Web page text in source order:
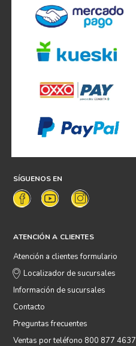
SÍGUENOS EN
ATENCIÓN A CLIENTES
Atención a clientes formulario
Localizador de sucursales
Información de sucursales
Contacto
Preguntas frecuentes
Ventas por teléfono 800 877 4637